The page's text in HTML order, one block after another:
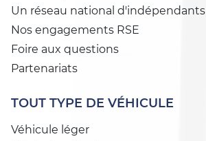
Un réseau national d'indépendants
Nos engagements RSE
Foire aux questions
Partenariats
TOUT TYPE DE VÉHICULE
Véhicule léger